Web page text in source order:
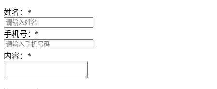
姓名： *
手机号： *
内容： *